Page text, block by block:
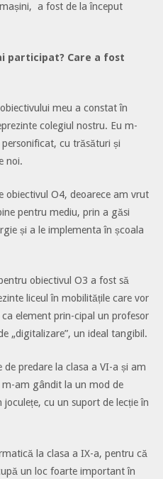
a fost de la început
participat? Care a fost
meu a constat în
colegiul nostru. Eu m-
cu trăsături și
noi.
obiectivul O4, deoarece am vrut
pentru mediu, prin a găsi
și a le implementa în școala
obiectivul O3 a fost să
liceul în mobilitățile care vor
element prin-cipal un profesor
„digitalizare”, un ideal tangibil.
predare la clasa a VI-a și am
m-am gândit la un mod de
cu un suport de lecție în
la clasa a IX-a, pentru că
un loc foarte important în